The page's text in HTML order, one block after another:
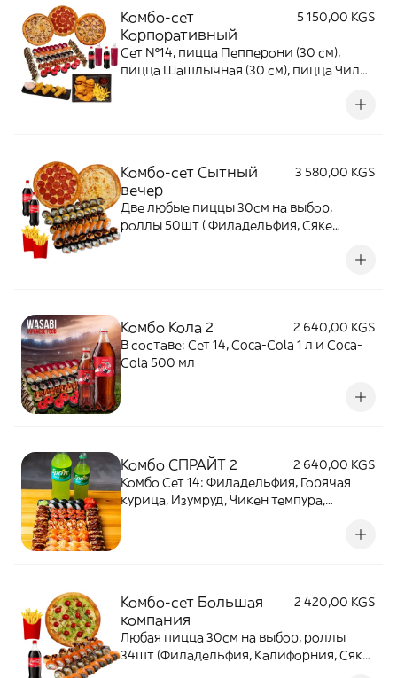
Комбо-сет
Корпоративный
5 150,00 KGS
Сет №14, пицца Пепперони (30 см),
⁠пицца Шашлычная (30 см), пицца ⁠Чили
куриные наггетсы (1 порция), компот 2л,
Комбо-сет Сытный
вечер
3 580,00 KGS
Две любые пиццы 30см на выбор,
роллы 50шт ( Филадельфия, Сяке
Комбо Кола 2
2 640,00 KGS
В составе: Сет 14, Coca-Cola 1 л и Coca-
Cola 500 мл
Комбо СПРАЙТ 2
2 640,00 KGS
Комбо Сет 14: Филадельфия, Горячая
курица, Изумруд, Чикен темпура,
Комбо-сет Большая
компания
2 420,00 KGS
Любая пицца 30см на выбор, роллы
34шт (Филадельфия, Калифорния, Сяке